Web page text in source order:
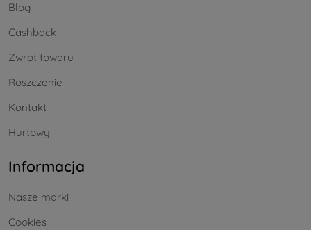
Blog
Cashback
Zwrot towaru
Roszczenie
Kontakt
Hurtowy
Informacja
Nasze marki
Cookies